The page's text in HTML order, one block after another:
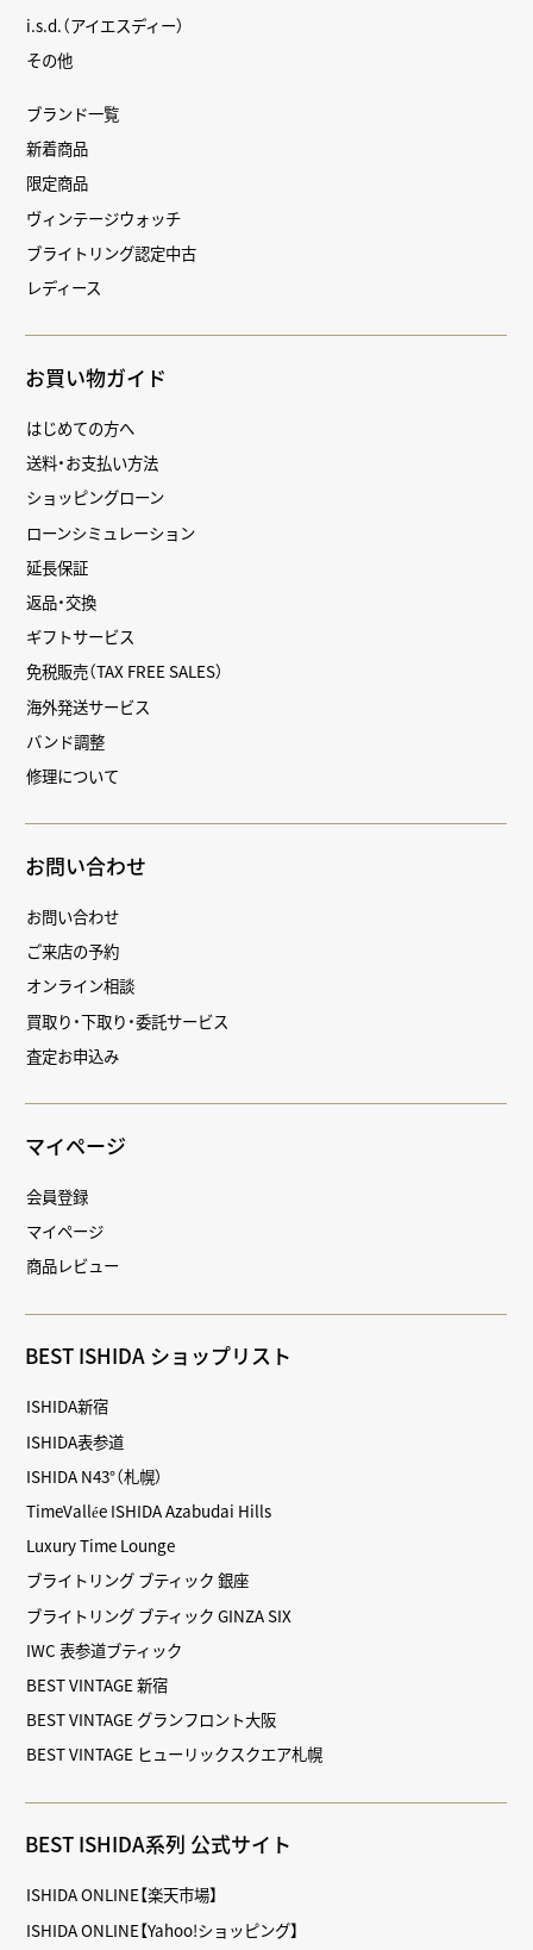
i.s.d.（アイエスディー）
その他
ブランド一覧
新着商品
限定商品
ヴィンテージウォッチ
ブライトリング認定中古
レディース
お買い物ガイド
はじめての方へ
送料・お支払い方法
ショッピングローン
ローンシミュレーション
延長保証
返品・交換
ギフトサービス
免税販売（TAX FREE SALES）
海外発送サービス
バンド調整
修理について
お問い合わせ
お問い合わせ
ご来店の予約
オンライン相談
買取り・下取り・委託サービス
査定お申込み
マイページ
会員登録
マイページ
商品レビュー
BEST ISHIDA ショップリスト
ISHIDA新宿
ISHIDA表参道
ISHIDA N43°（札幌）
TimeVallée ISHIDA Azabudai Hills
Luxury Time Lounge
ブライトリング ブティック 銀座
ブライトリング ブティック GINZA SIX
IWC 表参道ブティック
BEST VINTAGE 新宿
BEST VINTAGE グランフロント大阪
BEST VINTAGE ヒューリックスクエア札幌
BEST ISHIDA系列 公式サイト
ISHIDA ONLINE【楽天市場】
ISHIDA ONLINE【Yahoo!ショッピング】